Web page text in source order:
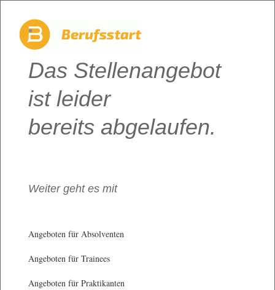
Das Stellenangebot
ist leider
bereits abgelaufen.
Weiter geht es mit
Angeboten für Absolventen
Angeboten für Trainees
Angeboten für Praktikanten